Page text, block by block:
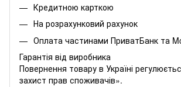
Кредитною карткою
На розрахунковий рахунок
Оплата частинами ПриватБанк та
Гарантія від виробника
Повернення товару в Україні
захист прав споживачів».